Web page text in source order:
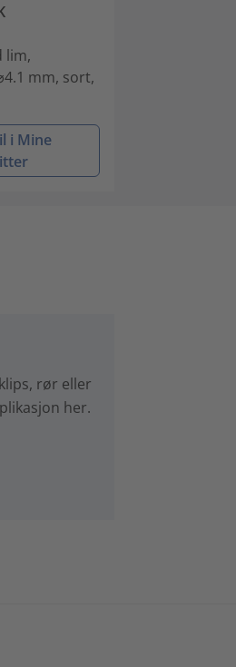
lim,
mm, sort,
i Mine
rør eller
her.